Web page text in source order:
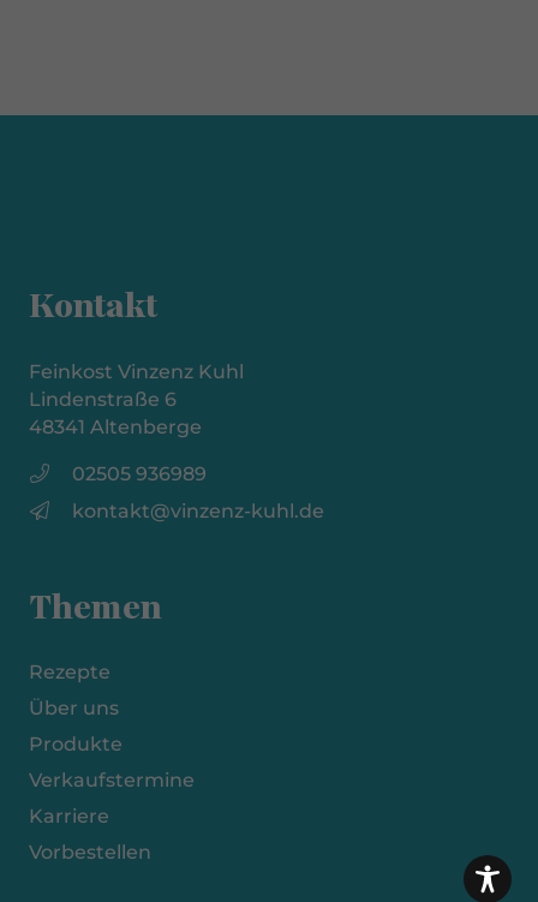
Kontakt
Feinkost Vinzenz Kuhl
Lindenstraße 6
48341 Altenberge
02505 936989
kontakt@vinzenz-kuhl.de
Themen
Rezepte
Über uns
Produkte
Verkaufstermine
Karriere
Vorbestellen